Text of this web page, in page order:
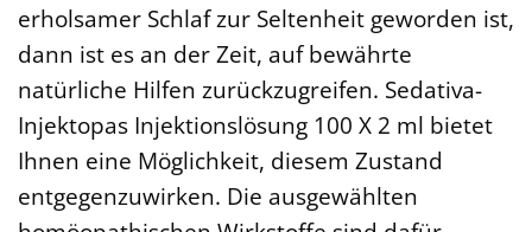
erholsamer Schlaf zur Seltenheit geworden ist,
dann ist es an der Zeit, auf bewährte
natürliche Hilfen zurückzugreifen. Sedativa-
Injektopas Injektionslösung 100 X 2 ml bietet
Ihnen eine Möglichkeit, diesem Zustand
entgegenzuwirken. Die ausgewählten